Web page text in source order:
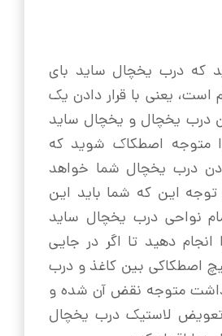
که درب یخچال ساید بای
است، یعنی با قرار دادن یک
درب یخچال و یخچال ساید
متوجه اصطکاک شوید که
درب یخچال شما خواهد
توجه این که شما باید این
نواحی درب یخچال ساید
انجام دهید تا اگر در جایی
اصطکاکی بین کاغذ و درب
متوجه نقض آن شده و
لاستیک درب یخچال